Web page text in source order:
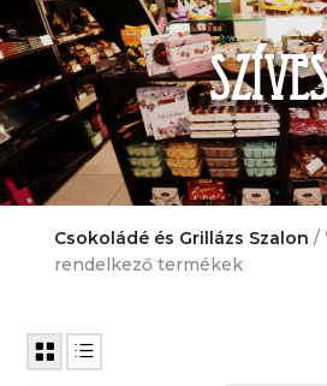
Csokoládé és Grillázs Szalon /
rendelkező termékek